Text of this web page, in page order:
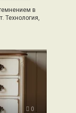
в
Технология,
0